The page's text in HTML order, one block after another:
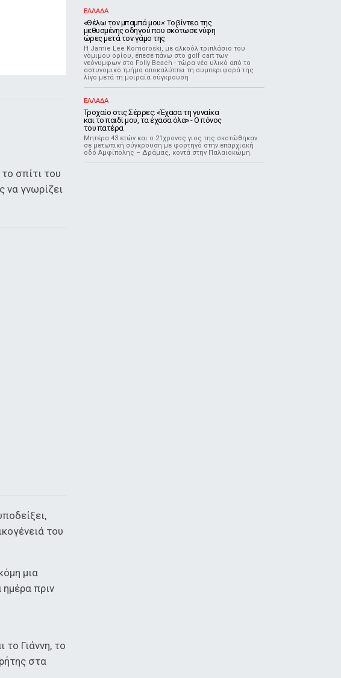
σπίτι του
να γνωρίζει
του
μια
πριν
Γιάννη, το
στα
ΕΛΛΑΔΑ
«Θέλω τον μπαμπά μου»: Το βίντεο της
μεθυσμένης οδηγού που σκότωσε νύφη
ώρες μετά τον γάμο της
Η Jamie Lee Komoroski, με αλκοόλ τριπλάσιο του
νόμιμου ορίου, έπεσε πάνω στο golf cart των
νεόνυμφων στο Folly Beach - τώρα νέο υλικό από το
αστυνομικό τμήμα αποκαλύπτει τη συμπεριφορά της
λίγο μετά τη μοιραία σύγκρουση
ΕΛΛΑΔΑ
Τροχαίο στις Σέρρες: «Έχασα τη γυναίκα
και το παιδί μου, τα έχασα όλα» - Ο πόνος
του πατέρα
Μητέρα 43 ετών και ο 21χρονος γιος της σκοτώθηκαν
σε μετωπική σύγκρουση με φορτηγό στην επαρχιακή
οδό Αμφίπολης – Δράμας, κοντά στην Παλαιοκώμη.